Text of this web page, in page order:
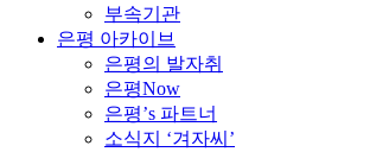
부속기관
은평 아카이브
은평의 발자취
은평Now
은평’s 파트너
소식지 ‘겨자씨’